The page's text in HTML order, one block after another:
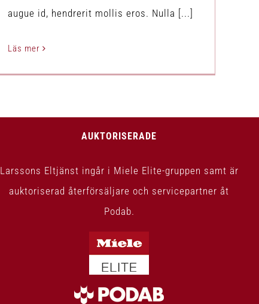
augue id, hendrerit mollis eros. Nulla [...]
Läs mer
AUKTORISERADE
Larssons Eltjänst ingår i Miele Elite-gruppen samt är
auktoriserad återförsäljare och servicepartner åt
Podab.